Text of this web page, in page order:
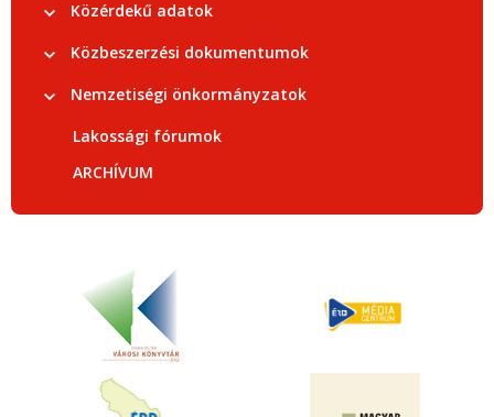
Közérdekű adatok
Közbeszerzési dokumentumok
Nemzetiségi önkormányzatok
Lakossági fórumok
ARCHÍVUM